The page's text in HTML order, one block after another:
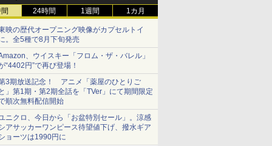
24時間 1週間 1カ月
映の歴代オープニング映像がカプセルトイ
。全5種で8月下旬発売
、ウイスキー「フロム・ザ・バレル」
“4402円”で再び登場！
3期放送記念！ アニメ「薬屋のひとりご
」第1期・第2期全話を「TVer」にて期間限定
順次無料配信開始
ニクロ、今日から「お盆特別セール」。涼感
アサッカーワンピース待望値下げ、撥水ギア
ョーツは1990円に